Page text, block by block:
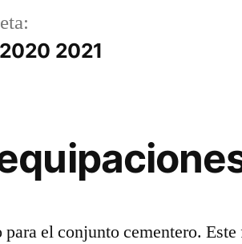
2021
el conjunto cementero. Este